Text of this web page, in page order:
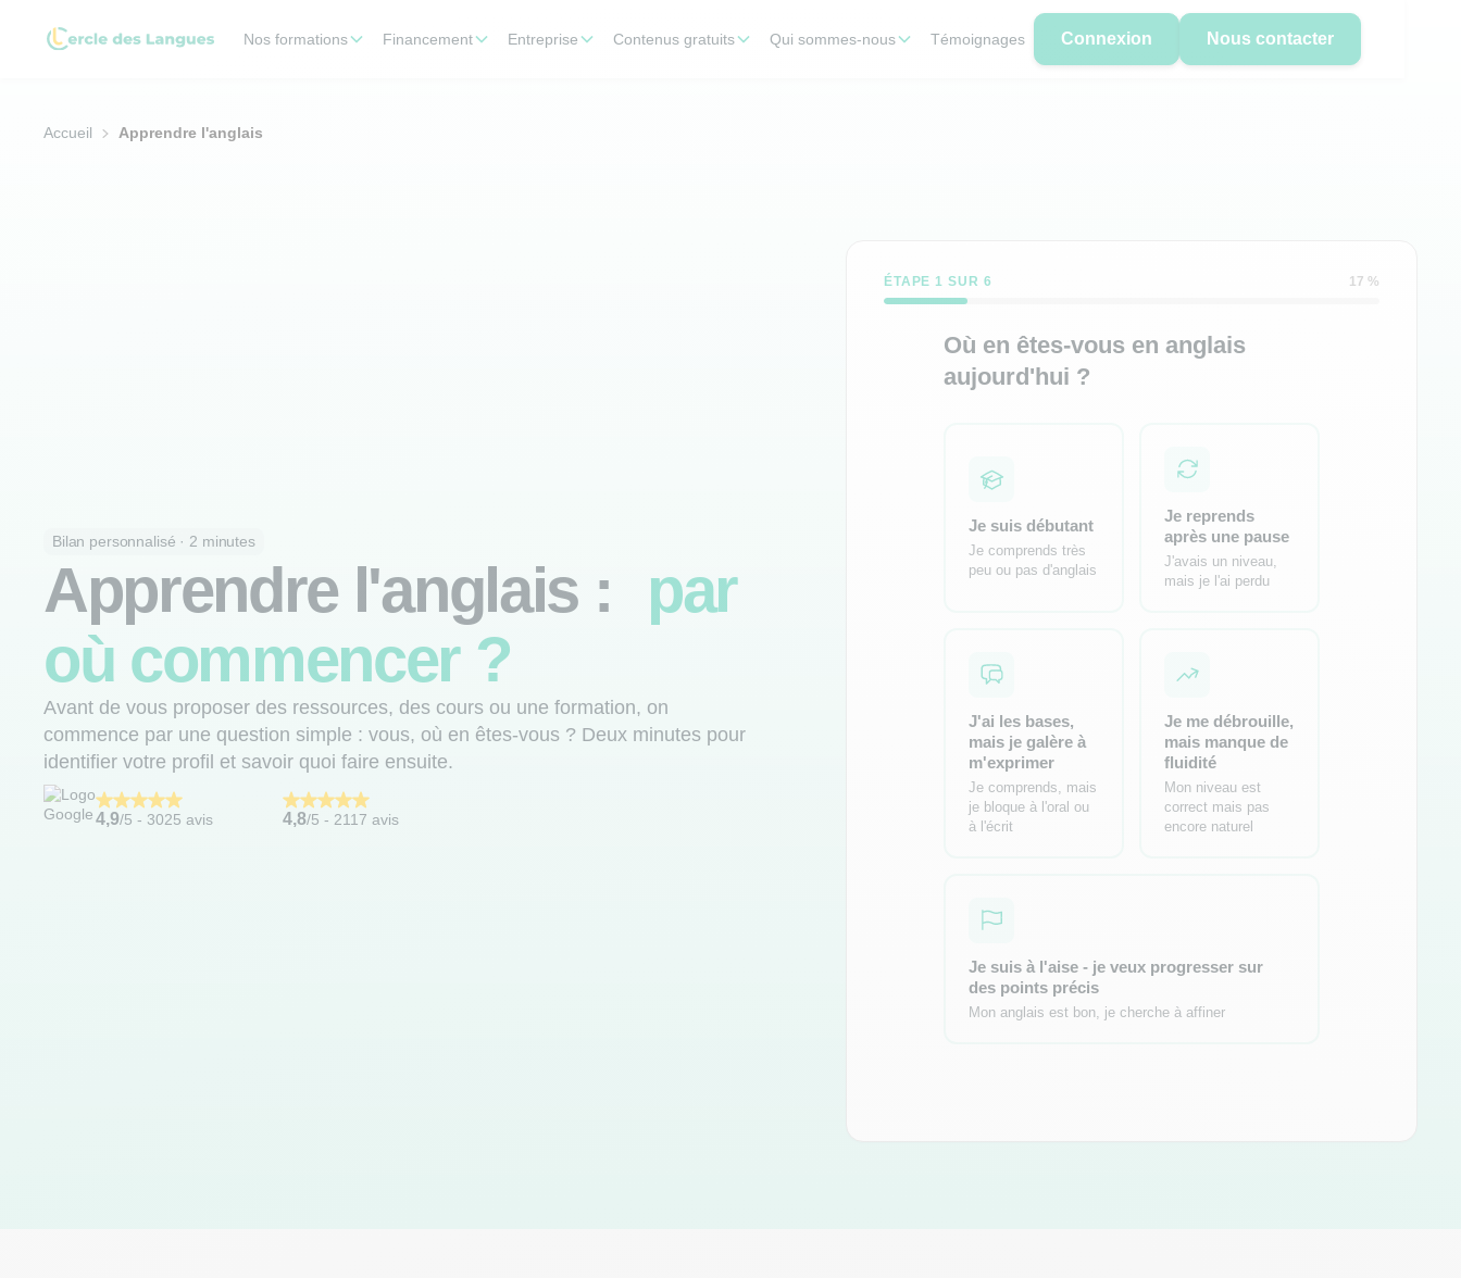
Nos formations Financement Entreprise Contenus gratuits Qui sommes-nous Témoignages Connexion Nous contacter
Accueil Apprendre l'anglais
Bilan personnalisé · 2 minutes
Apprendre l'anglais : par
où commencer ?
Avant de vous proposer des ressources, des cours ou une formation, on
commence par une question simple : vous, où en êtes-vous ? Deux minutes pour
identifier votre profil et savoir quoi faire ensuite.
4,9/5 - 3025 avis 4,8/5 - 2117 avis
ÉTAPE 1 SUR 6 17 %
Où en êtes-vous en anglais
aujourd'hui ?
Je suis débutant
Je comprends très
peu ou pas d'anglais
Je reprends
après une pause
J'avais un niveau,
mais je l'ai perdu
J'ai les bases,
mais je galère à
m'exprimer
Je comprends, mais
je bloque à l'oral ou
à l'écrit
Je me débrouille,
mais manque de
fluidité
Mon niveau est
correct mais pas
encore naturel
Je suis à l'aise - je veux progresser sur
des points précis
Mon anglais est bon, je cherche à affiner